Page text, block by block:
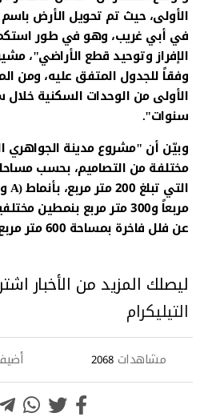
الأولى، حيث تم تحويل الأرض باسم
في أبي غريب، وهو في طور
الإفراز وتوحيد قطع الأراضي"،
وفقاً للجدول المتفق عليه، ومن
الأولى من الوحدات السكنية خلال
سنوات".
وبيّن أن "مشروع مدينة الجواهري
مختلفة من التصاميم، بحسب
مربعاً و300 متر مربع
عن فلل فاخرة بمساحة 600 متر مربع".
ليصلك المزيد من الأخبار
التيليكرام
مشاهدات 2068